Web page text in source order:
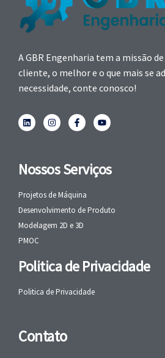
A GBR Engenharia tem a missão
cliente, o melhor e o que mais se
necessidade, conte conosco!
Nossos Serviços
Projetos de Máquina
Desenvolvimento de Produto
Modelagem 2D e 3D
PMOC
Politica de Privacidade
Politica de Privacidade
Contato